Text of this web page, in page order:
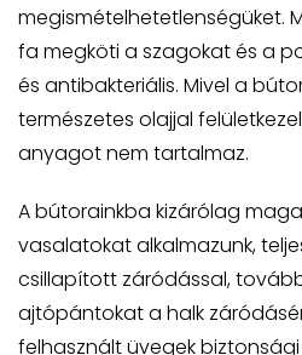
megismételhetetlenségüket.
fa megköti a szagokat és a
és antibakteriális. Mivel a
természetes olajjal
anyagot nem tartalmaz.
A bútorainkba kizárólag
vasalatokat alkalmazunk,
csillapított záródással,
ajtópántokat a halk
felhasznált üvegek